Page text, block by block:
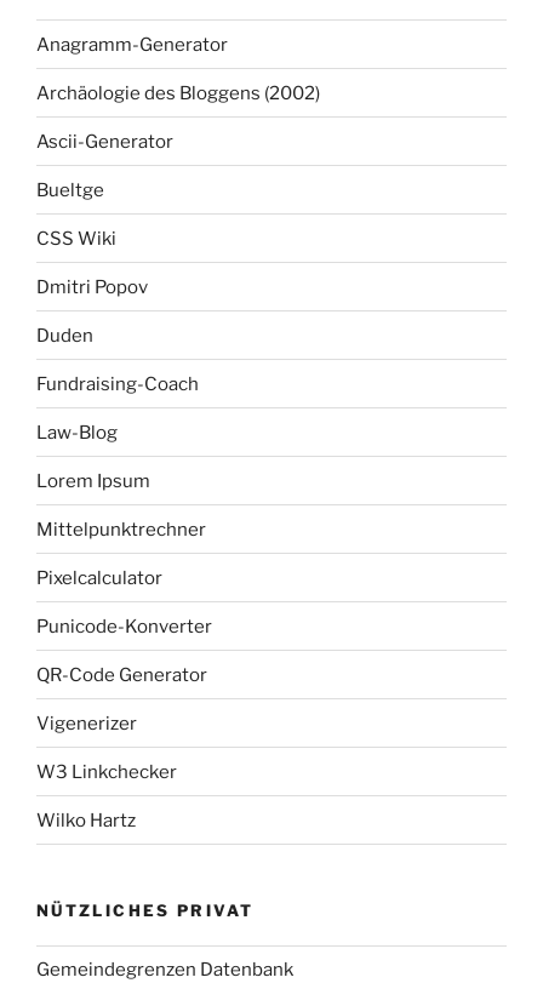
Anagramm-Generator
Archäologie des Bloggens (2002)
Ascii-Generator
Bueltge
CSS Wiki
Dmitri Popov
Duden
Fundraising-Coach
Law-Blog
Lorem Ipsum
Mittelpunktrechner
Pixelcalculator
Punicode-Konverter
QR-Code Generator
Vigenerizer
W3 Linkchecker
Wilko Hartz
NÜTZLICHES PRIVAT
Gemeindegrenzen Datenbank